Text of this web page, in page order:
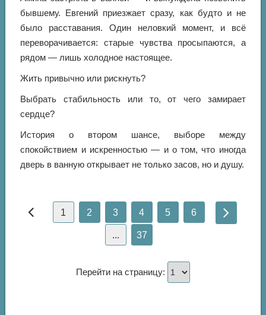
бывшему. Евгений приезжает сразу, как будто и не
было расставания. Один неловкий момент, и всё
переворачивается: старые чувства просыпаются, а
рядом — лишь холодное настоящее.
Жить привычно или рискнуть?
Выбрать стабильность или то, от чего замирает
сердце?
История о втором шансе, выборе между
спокойствием и искренностью — и о том, что иногда
дверь в ванную открывает не только засов, но и душу.
1 2 3 4 5 6
... 37
Перейти на страницу: